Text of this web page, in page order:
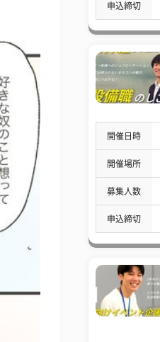
申込締切
開催日時
開催場所
募集人数
申込締切